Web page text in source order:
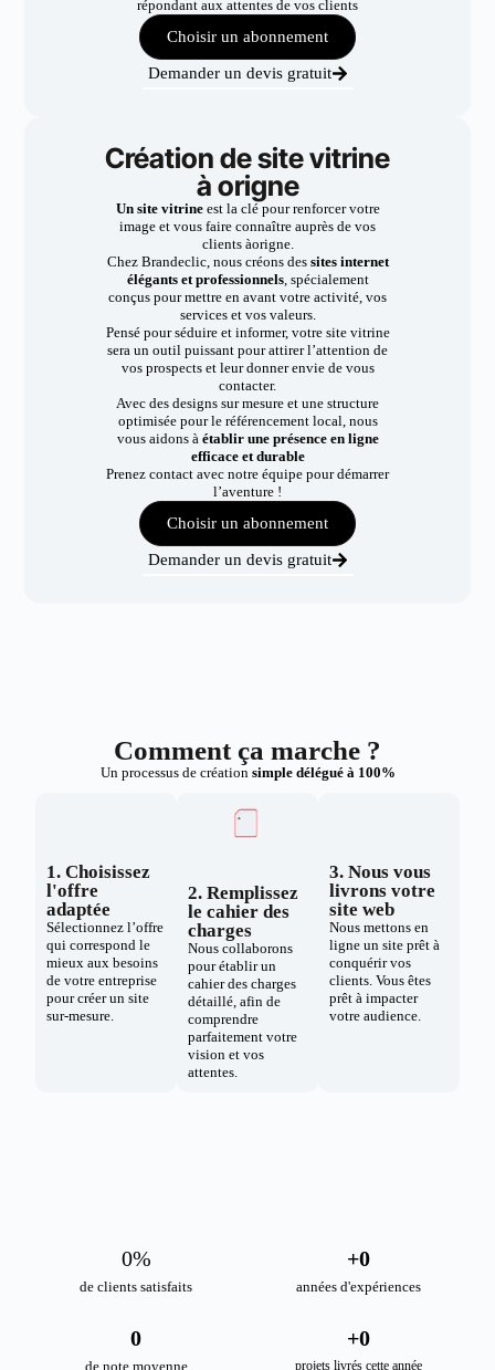
répondant aux attentes de vos clients
Choisir un abonnement
Demander un devis gratuit
Création de site vitrine
à origne
Un site vitrineest la clé pour renforcer votre
image et vous faire connaître auprès de vos
clients àorigne.
Chez Brandeclic, nous créons dessites internet
élégants et professionnels, spécialement
conçus pour mettre en avant votre activité, vos
services et vos valeurs.
Pensé pour séduire et informer, votre site vitrine
sera un outil puissant pour attirer l’attention de
vos prospects et leur donner envie de vous
contacter.
Avec des designs sur mesure et une structure
optimisée pour le référencement local, nous
vous aidons à établir une présence en ligne
efficace et durable
Prenez contact avec notre équipe pour démarrer
l’aventure !
Choisir un abonnement
Demander un devis gratuit
Comment ça marche ?
Un processus de création simple délégué à 100%
1. Choisissez
l'offre
adaptée
Sélectionnez l’offre
qui correspond le
mieux aux besoins
de votre entreprise
pour créer un site
sur-mesure.
2. Remplissez
le cahier des
charges
Nous collaborons
pour établir un
cahier des charges
détaillé, afin de
comprendre
parfaitement votre
vision et vos
attentes.
3. Nous vous
livrons votre
site web
Nous mettons en
ligne un site prêt à
conquérir vos
clients. Vous êtes
prêt à impacter
votre audience.
de clients satisfaits
0%
années d'expériences
+0
de note moyenne
0
projets livrés cette année
+0